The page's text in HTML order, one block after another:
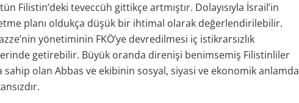
Filistin’deki teveccüh gittikçe artmıştır. Dolayısıyla İsrail’in
planı oldukça düşük bir ihtimal olarak değerlendirilebilir.
yönetiminin FKÖ’ye devredilmesi iç istikrarsızlık
getirebilir. Büyük oranda direnişi benimsemiş Filistinliler
sahip olan Abbas ve ekibinin sosyal, siyasi ve ekonomik anlamda